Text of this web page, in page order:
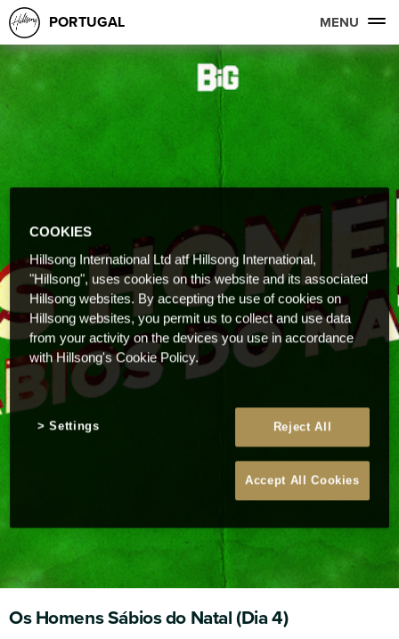
PORTUGAL MENU
Os Homens Sábios do Natal (Dia 4)
COOKIES
Hillsong International Ltd atf Hillsong International,
"Hillsong", uses cookies on this website and its associated
Hillsong websites. By accepting the use of cookies on
Hillsong websites, you permit us to collect and use data
from your activity on the devices you use in accordance
with Hillsong's Cookie Policy.
Reject All
Accept All Cookies
Settings